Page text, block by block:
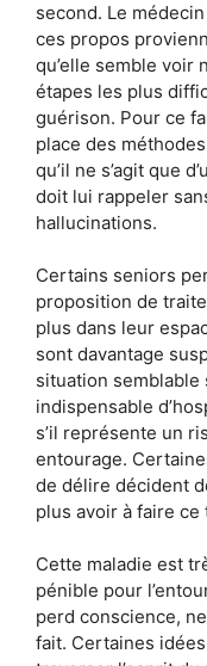
second. Le
ces propos
qu’elle semble voir
étapes les plus
guérison. Pour ce
place des
qu’il ne s’agit que
doit lui rappeler
hallucinations.
Certains seniors
proposition de
plus dans leur
sont davantage
situation
indispensable
s’il représente un
entourage.
de délire décident
plus avoir à faire
Cette maladie est
pénible pour
perd conscience,
fait. Certaines